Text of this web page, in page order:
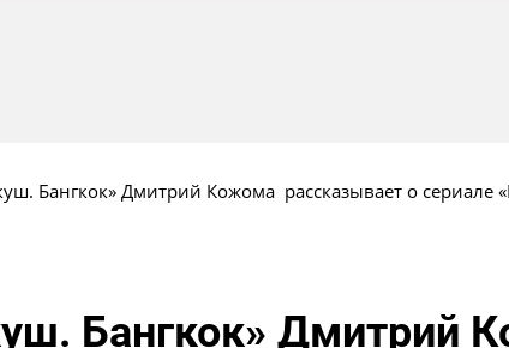
Бангкок» Дмитрий Кожома  рассказывает о сериале
Бангкок» Дмитрий